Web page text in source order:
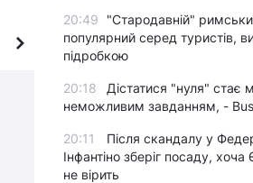
Через
загинули
20:49
"Стародавній"
популярний серед туристів,
підробкою
20:18
Дістатися "нуля" стає
неможливим завданням, -
20:11
Після скандалу у
Інфантіно зберіг посаду,
не вірить